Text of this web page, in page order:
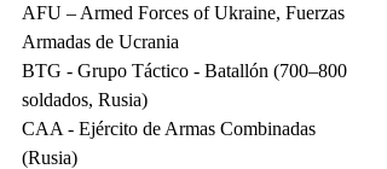
AFU – Armed Forces of Ukraine, Fuerzas
Armadas de Ucrania
BTG - Grupo Táctico - Batallón (700–800
soldados, Rusia)
CAA - Ejército de Armas Combinadas
(Rusia)